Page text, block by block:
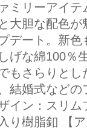
ミリーアイ
大胆な配色
デート。新
げな綿100％
もさらりとし
結婚式など
イン：スリ
り樹脂釦 【